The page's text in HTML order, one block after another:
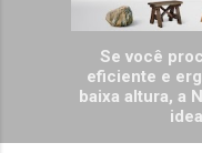
Se você
eficiente e
baixa altura, a